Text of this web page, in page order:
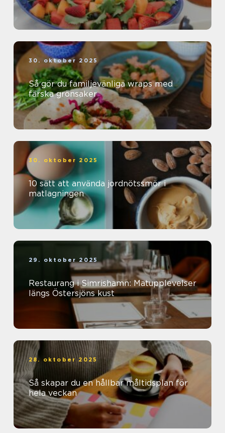
30. oktober 2025
Så gör du familjevänliga wraps med
färska grönsaker
30. oktober 2025
10 sätt att använda jordnötssmör i
matlagningen
29. oktober 2025
Restaurang i Simrishamn: Matupplevelser
längs Östersjöns kust
28. oktober 2025
Så skapar du en hållbar måltidsplan för
hela veckan